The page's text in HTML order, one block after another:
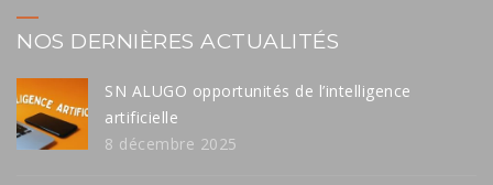
NOS DERNIÈRES ACTUALITÉS
SN ALUGO opportunités de l’intelligence
artificielle
8 décembre 2025